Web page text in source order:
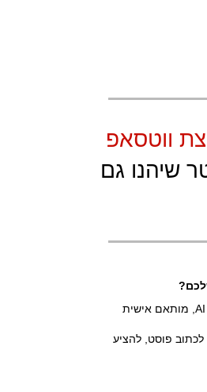
ווטסאפ
שיהנו גם
רוצים לייעל את השיווק שלכם ולהגביר את הפרודוקטיביות? הכירו את GPTs עוזר השיווק AI, מותאם אישית
פוסט, להציע